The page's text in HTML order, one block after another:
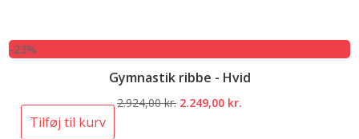
-23%
Gymnastik ribbe - Hvid
2.924,00kr. Den
2.249,00 kr.
Tilføj til kurv